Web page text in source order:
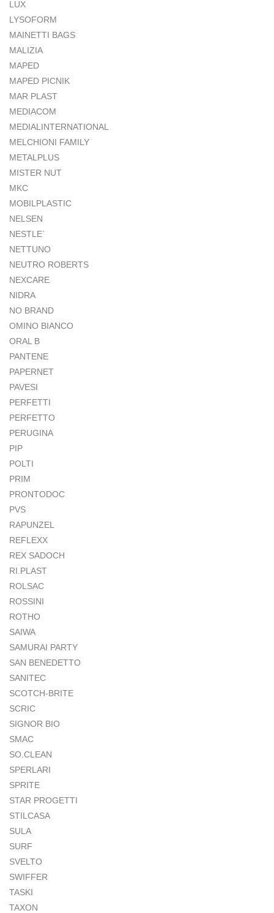
LUX
LYSOFORM
MAINETTI BAGS
MALIZIA
MAPED
MAPED PICNIK
MAR PLAST
MEDIACOM
MEDIALINTERNATIONAL
MELCHIONI FAMILY
METALPLUS
MISTER NUT
MKC
MOBILPLASTIC
NELSEN
NESTLE`
NETTUNO
NEUTRO ROBERTS
NEXCARE
NIDRA
NO BRAND
OMINO BIANCO
ORAL B
PANTENE
PAPERNET
PAVESI
PERFETTI
PERFETTO
PERUGINA
PIP
POLTI
PRIM
PRONTODOC
PVS
RAPUNZEL
REFLEXX
REX SADOCH
RI.PLAST
ROLSAC
ROSSINI
ROTHO
SAIWA
SAMURAI PARTY
SAN BENEDETTO
SANITEC
SCOTCH-BRITE
SCRIC
SIGNOR BIO
SMAC
SO.CLEAN
SPERLARI
SPRITE
STAR PROGETTI
STILCASA
SULA
SURF
SVELTO
SWIFFER
TASKI
TAXON